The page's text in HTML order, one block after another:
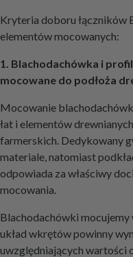
Kryteria doboru łączników
elementów mocowanych:
1. Blachodachówka i
mocowane do podłoża
Mocowanie
łat i elementów
farmerskich. Dedykowany
materiale, natomiast
odpowiada za właściwy
mocowania.
Blachodachówki mocujemy
układ wkrętów powinny
uwzględniających wartości